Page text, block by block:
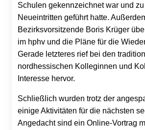
Schulen gekennzeichnet war und
Neueintritten geführt hatte.
Bezirksvorsitzende Boris Krüger
im hphv und die Pläne für die
Gerade letzteres rief bei den
nordhessischen Kolleginnen und
Interesse hervor.
Schließlich wurden trotz der
einige Aktivitäten für die nächsten
Angedacht sind ein Online-Vortrag